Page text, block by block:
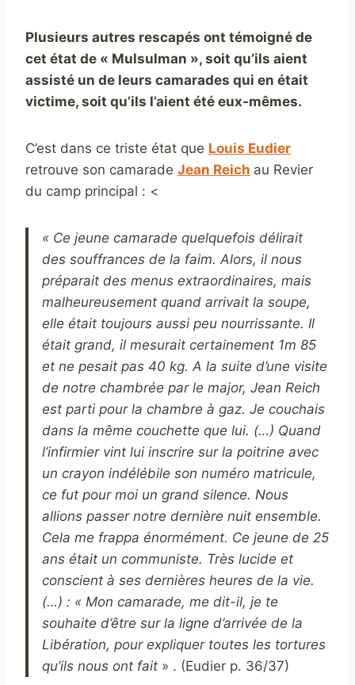
Plusieurs autres rescapés ont témoigné de
cet état de « Mulsulman », soit qu’ils aient
assisté un de leurs camarades qui en était
victime, soit qu’ils l’aient été eux-mêmes.
C’est dans ce triste état que Louis Eudier
retrouve son camarade Jean Reich au Revier
du camp principal : <
« Ce jeune camarade quelquefois délirait
des souffrances de la faim. Alors, il nous
préparait des menus extraordinaires, mais
malheureusement quand arrivait la soupe,
elle était toujours aussi peu nourrissante. Il
était grand, il mesurait certainement 1m 85
et ne pesait pas 40 kg. A la suite d’une visite
de notre chambrée par le major, Jean Reich
est parti pour la chambre à gaz. Je couchais
dans la même couchette que lui. (…) Quand
l’infirmier vint lui inscrire sur la poitrine avec
un crayon indélébile son numéro matricule,
ce fut pour moi un grand silence. Nous
allions passer notre dernière nuit ensemble.
Cela me frappa énormément. Ce jeune de 25
ans était un communiste. Très lucide et
conscient à ses dernières heures de la vie.
(…) : « Mon camarade, me dit-il, je te
souhaite d’être sur la ligne d’arrivée de la
Libération, pour expliquer toutes les tortures
qu’ils nous ont fait » . (Eudier p. 36/37)